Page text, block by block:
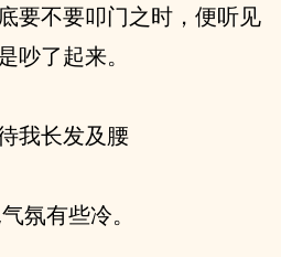
要不要叩门之时，便听见
吵了起来。
我长发及腰
氛有些冷。